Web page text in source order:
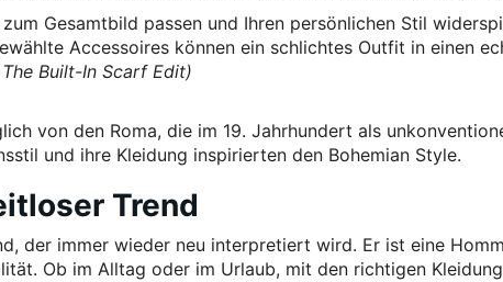
Gesamtbild passen und Ihren persönlichen Stil
Accessoires können ein schlichtes Outfit in einen
Built-In Scarf Edit)
von den Roma, die im 19. Jahrhundert als
und ihre Kleidung inspirierten den Bohemian Style.
Trend
der immer wieder neu interpretiert wird. Er ist eine
Ob im Alltag oder im Urlaub, mit den richtigen